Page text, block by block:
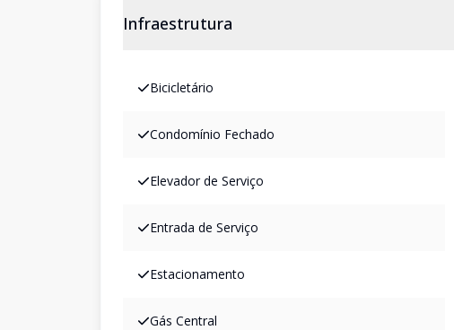
Infraestrutura
Bicicletário
Condomínio Fechado
Elevador de Serviço
Entrada de Serviço
Estacionamento
Gás Central